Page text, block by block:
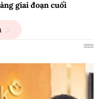
giai đoạn cuối